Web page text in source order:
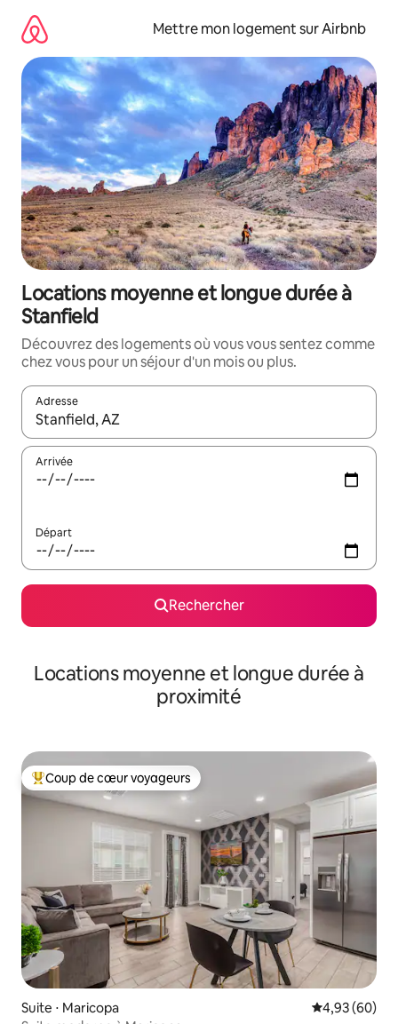
directement
contenu
Mettre mon logement sur Airbnb
Locations moyenne et longue durée à
Stanfield
Découvrez des logements où vous vous sentez comme
chez vous pour un séjour d'un mois ou plus.
Adresse
Lorsque les résultats s'affichent, utilisez les flèches vers le
Arrivée
Départ
Rechercher
Locations moyenne et longue durée à
proximité
Coups de cœur voyageurs les plus appréciés
Coup de cœur voyageurs
Suite ⋅ Maricopa Évaluation
4,93 (60)